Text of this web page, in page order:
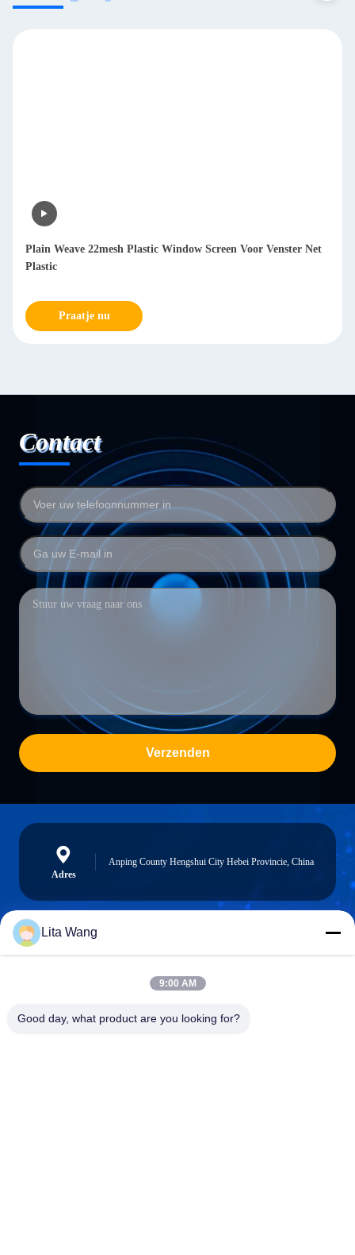
Plain Weave 22mesh Plastic Window Screen Voor Venster Net
Plastic
Praatje nu
Contact
Verzenden
Adres
Anping County Hengshui City Hebei Provincie, China
lita@screenmeshnet.com
Lita Wang
9:00 AM
Good day, what product are you looking for?